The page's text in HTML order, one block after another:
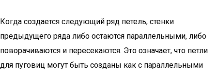
Когда создается следующий ряд петель, стенки
предыдущего ряда либо остаются параллельными, либо
поворачиваются и пересекаются. Это означает, что петли
для пуговиц могут быть созданы как с параллельными